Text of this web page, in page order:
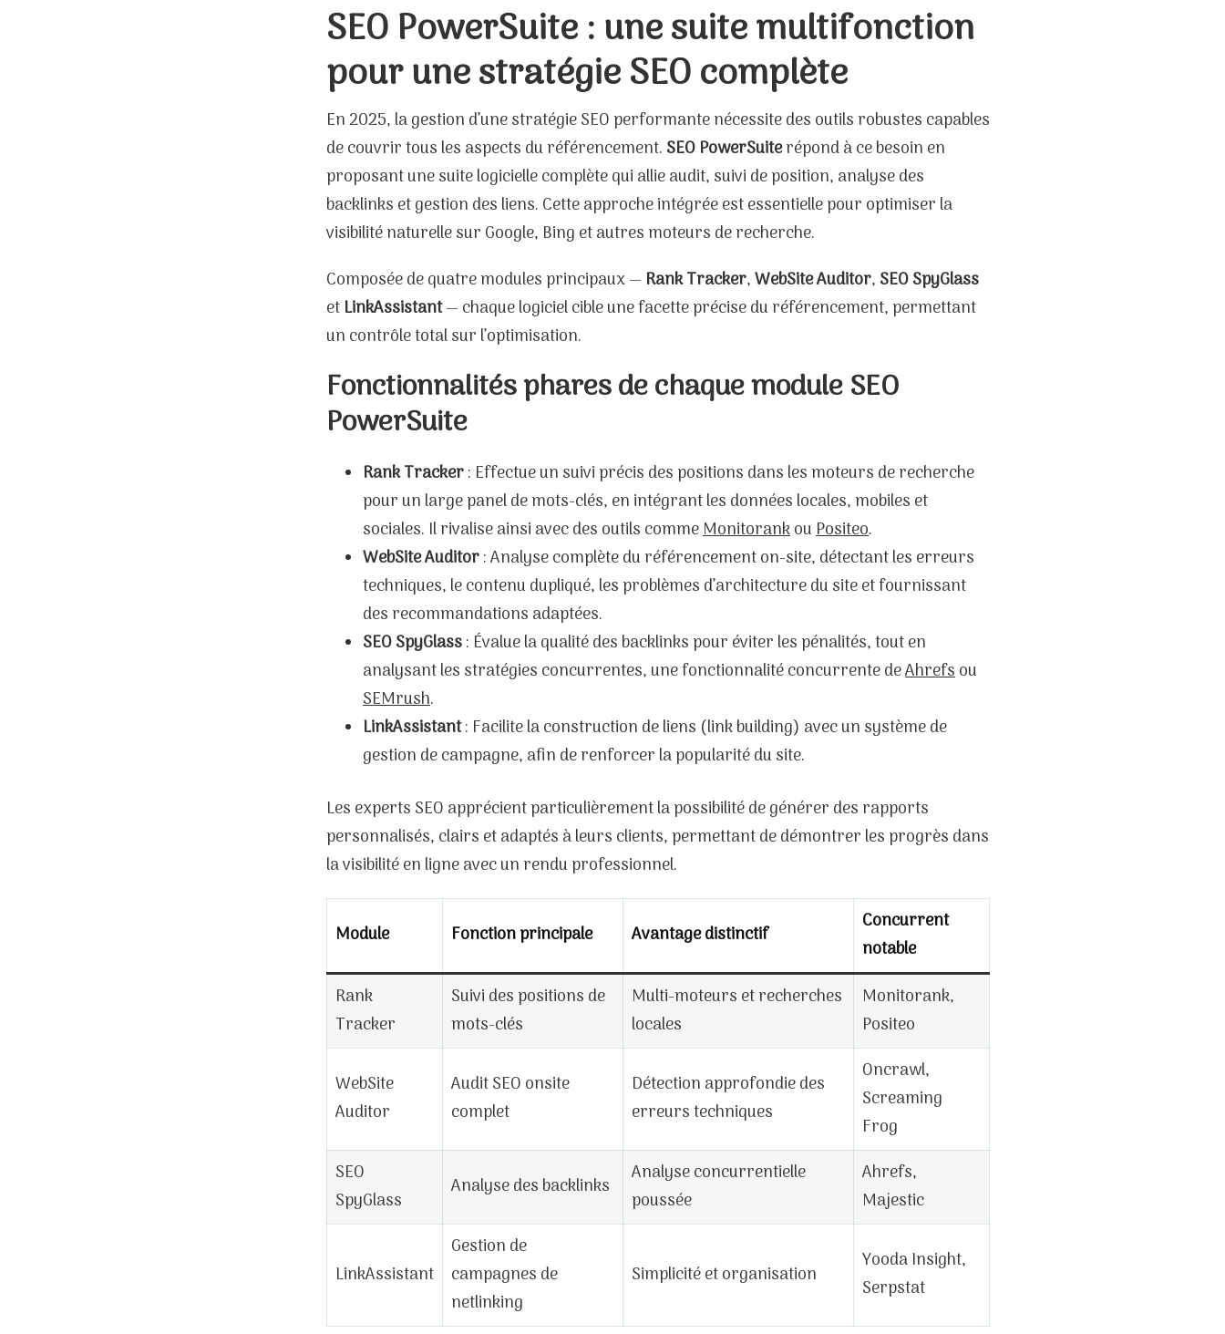
SEO PowerSuite : une suite multifonction
pour une stratégie SEO complète
En 2025, la gestion d’une stratégie SEO performante nécessite des outils robustes capables
de couvrir tous les aspects du référencement. SEO PowerSuiterépond à ce besoin en
proposant une suite logicielle complète qui allie audit, suivi de position, analyse des
backlinks et gestion des liens. Cette approche intégrée est essentielle pour optimiser la
visibilité naturelle sur Google, Bing et autres moteurs de recherche.
Composée de quatre modules principaux — Rank Tracker,WebSite Auditor, SEO SpyGlass
etLinkAssistant— chaque logiciel cible une facette précise du référencement, permettant
un contrôle total sur l’optimisation.
Fonctionnalités phares de chaque module SEO
PowerSuite
Rank Tracker: Effectue un suivi précis des positions dans les moteurs de recherche
pour un large panel de mots-clés, en intégrant les données locales, mobiles et
sociales. Il rivalise ainsi avec des outils commeMonitorankouPositeo.
WebSite Auditor: Analyse complète du référencement on-site, détectant les erreurs
techniques, le contenu dupliqué, les problèmes d’architecture du site et fournissant
des recommandations adaptées.
SEO SpyGlass: Évalue la qualité des backlinks pour éviter les pénalités, tout en
analysant les stratégies concurrentes, une fonctionnalité concurrente deAhrefsou
SEMrush.
LinkAssistant: Facilite la construction de liens (link building) avec un système de
gestion de campagne, afin de renforcer la popularité du site.
Les experts SEO apprécient particulièrement la possibilité de générer des rapports
personnalisés, clairs et adaptés à leurs clients, permettant de démontrer les progrès dans
la visibilité en ligne avec un rendu professionnel.
Module Fonction principale Avantage distinctif
Concurrent
notable
Rank
Tracker
Suivi des positions de
mots-clés
Multi-moteurs et recherches
locales
Monitorank,
Positeo
WebSite
Auditor
Audit SEO onsite
complet
Détection approfondie des
erreurs techniques
Oncrawl,
Screaming
Frog
SEO
SpyGlass
Analyse des backlinks
Analyse concurrentielle
poussée
Ahrefs,
Majestic
LinkAssistant
Gestion de
campagnes de
netlinking
Simplicité et organisation
Yooda Insight,
Serpstat